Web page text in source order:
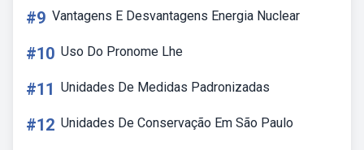
#9 Vantagens E Desvantagens Energia Nuclear
#10 Uso Do Pronome Lhe
#11 Unidades De Medidas Padronizadas
#12 Unidades De Conservação Em São Paulo